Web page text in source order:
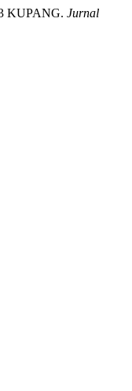
KUPANG. Jurnal